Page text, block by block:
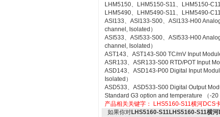
LHM5150、LHM5150-S11、LHM5150-
LHM5490、LHM5490-S11、LHM5490-
ASI133、ASI133-S00、ASI133-H00
channel, Isolated）
ASI533、ASI533-S00、ASI533-H00
channel, Isolated）
AST143、AST143-S00 TC/mV Input
ASR133、ASR133-S00 RTD/POT Input
ASD143、ASD143-P00 Digital Input
Isolated）
ASD533、ASD533-S00 Digital Output
Standard G3 option and temperature （-20
产品相关关键字：
LHS5160-S11横河DCS
如果你对LHS5160-S11LHS5160-S11横